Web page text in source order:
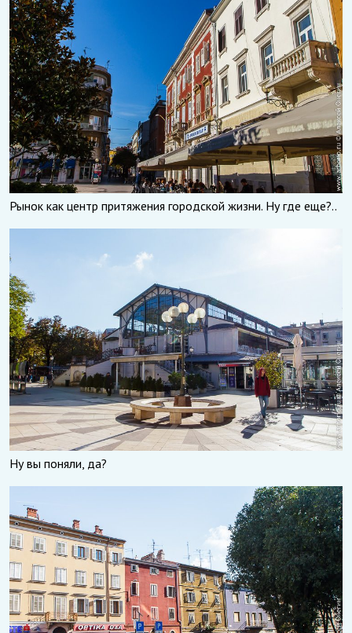
Рынок как центр притяжения городской жизни. Ну где еще?..
Ну вы поняли, да?